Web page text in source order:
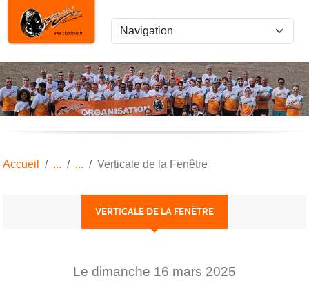
Accueil Verticale de la Fenêtre
VERTICALE DE LA FENÊTRE
Le dimanche 16 mars 2025
Panneau de gestion des cookies